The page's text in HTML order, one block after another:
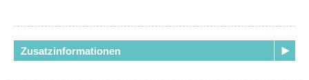
Zusatzinformationen